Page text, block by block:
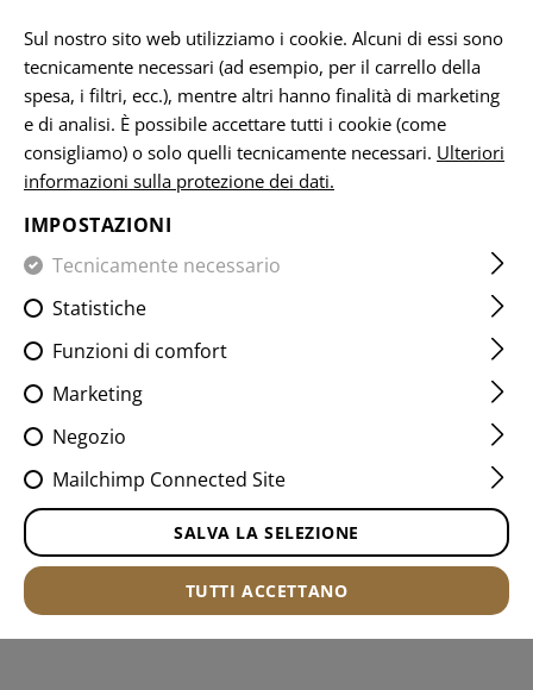
CASA ARMI DA FUOCO E ACCESSORI FORMAZIONE
SNAP CAP .308 WIN 2-PACK
Sul nostro sito web utilizziamo i cookie. Alcuni di essi sono
tecnicamente necessari (ad esempio, per il carrello della
spesa, i filtri, ecc.), mentre altri hanno finalità di marketing
e di analisi. È possibile accettare tutti i cookie (come
consigliamo) o solo quelli tecnicamente necessari. Ulteriori
informazioni sulla protezione dei dati.
IMPOSTAZIONI
Tecnicamente necessario
Statistiche
Funzioni di comfort
Marketing
Negozio
Mailchimp Connected Site
SALVA LA SELEZIONE
TUTTI ACCETTANO